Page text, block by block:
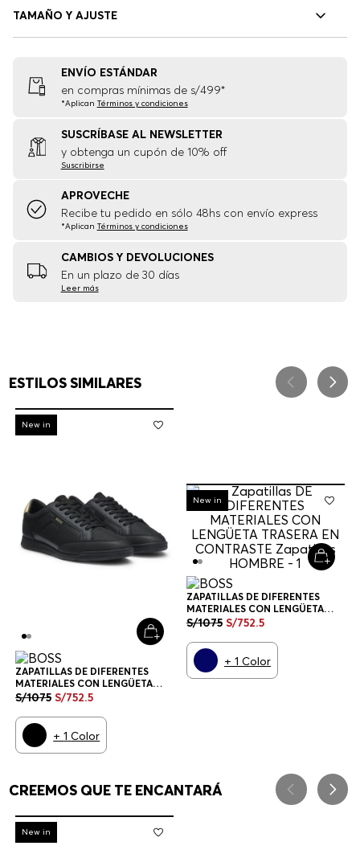
TAMAÑO Y AJUSTE
ENVÍO ESTÁNDAR
en compras mínimas de s/499*
*Aplican Términos y condiciones
SUSCRÍBASE AL NEWSLETTER
y obtenga un cupón de 10% off
Suscribirse
APROVECHE
Recibe tu pedido en sólo 48hs con envío express
*Aplican Términos y condiciones
CAMBIOS Y DEVOLUCIONES
En un plazo de 30 días
Leer más
ESTILOS SIMILARES
-30%
New in
ZAPATILLAS DE DIFERENTES
MATERIALES CON LENGÜETA
TRASERA EN CONTRASTE
S/1075 S/752.5
+1 Color
-30%
New in
ZAPATILLAS DE DIFERENTES
MATERIALES CON LENGÜETA
TRASERA EN CONTRASTE
ZAPATILLAS HOMBRE
S/1075 S/752.5
+ 1 Color
CREEMOS QUE TE ENCANTARÁ
-30%
New in